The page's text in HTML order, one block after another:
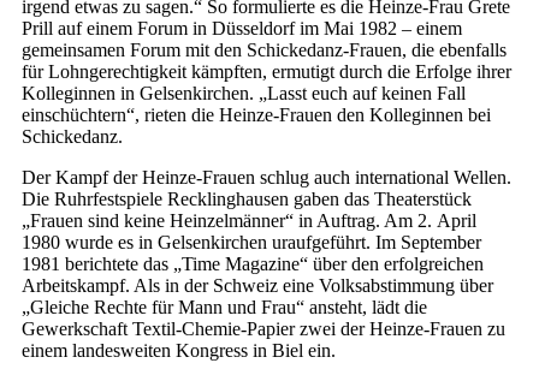
irgend etwas zu sagen.“ So formulierte es die Heinze-Frau Grete
Prill auf einem Forum in Düsseldorf im Mai 1982 – einem
gemeinsamen Forum mit den Schickedanz-Frauen, die ebenfalls
für Lohngerechtigkeit kämpften, ermutigt durch die Erfolge ihrer
Kolleginnen in Gelsenkirchen. „Lasst euch auf keinen Fall
einschüchtern“, rieten die Heinze-Frauen den Kolleginnen bei
Schickedanz.
Der Kampf der Heinze-Frauen schlug auch international Wellen.
Die Ruhrfestspiele Recklinghausen gaben das Theaterstück
„Frauen sind keine Heinzelmänner“ in Auftrag. Am 2. April
1980 wurde es in Gelsenkirchen uraufgeführt. Im September
1981 berichtete das „Time Magazine“ über den erfolgreichen
Arbeitskampf. Als in der Schweiz eine Volksabstimmung über
„Gleiche Rechte für Mann und Frau“ ansteht, lädt die
Gewerkschaft Textil-Chemie-Papier zwei der Heinze-Frauen zu
einem landesweiten Kongress in Biel ein.